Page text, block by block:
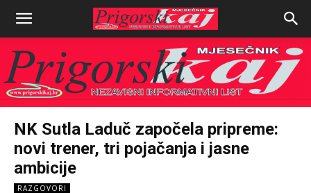
NK Sutla Laduč započela pripreme:
novi trener, tri pojačanja i jasne
ambicije
RAZGOVORI